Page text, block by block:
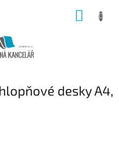
desky A4,